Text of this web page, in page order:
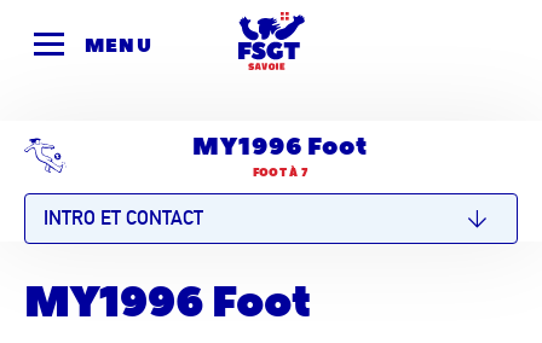
MENU
MY1996 Foot
FOOT À 7
INTRO ET CONTACT
MY1996 Foot